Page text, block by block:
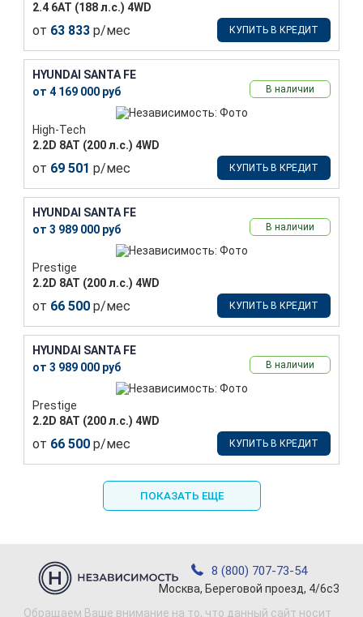
2.4 6АТ (188 л.с.) 4WD
от 63 833 р/мес КУПИТЬ В КРЕДИТ
HYUNDAI SANTA FE
от 4 169 000 руб
В наличии
High-Tech
2.2D 8АТ (200 л.с.) 4WD
от 69 501 р/мес КУПИТЬ В КРЕДИТ
HYUNDAI SANTA FE
от 3 989 000 руб
В наличии
Prestige
2.2D 8АТ (200 л.с.) 4WD
от 66 500 р/мес КУПИТЬ В КРЕДИТ
HYUNDAI SANTA FE
от 3 989 000 руб
В наличии
Prestige
2.2D 8АТ (200 л.с.) 4WD
от 66 500 р/мес КУПИТЬ В КРЕДИТ
ПОКАЗАТЬ ЕЩЕ
8 (800) 707-73-54
Москва, Береговой проезд, 4/6с3
Обращаем Ваше внимание на то, что данный сайт носит